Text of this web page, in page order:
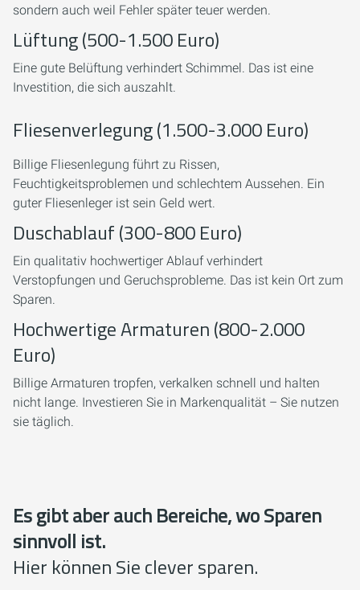
sondern auch weil Fehler später teuer werden.
Lüftung (500-1.500 Euro)
Eine gute Belüftung verhindert Schimmel. Das ist eine
Investition, die sich auszahlt.
Fliesenverlegung (1.500-3.000 Euro)
Billige Fliesenlegung führt zu Rissen,
Feuchtigkeitsproblemen und schlechtem Aussehen. Ein
guter Fliesenleger ist sein Geld wert.
Duschablauf (300-800 Euro)
Ein qualitativ hochwertiger Ablauf verhindert
Verstopfungen und Geruchsprobleme. Das ist kein Ort zum
Sparen.
Hochwertige Armaturen (800-2.000
Euro)
Billige Armaturen tropfen, verkalken schnell und halten
nicht lange. Investieren Sie in Markenqualität – Sie nutzen
sie täglich.
Es gibt aber auch Bereiche, wo Sparen
sinnvoll ist.
Hier können Sie clever sparen.